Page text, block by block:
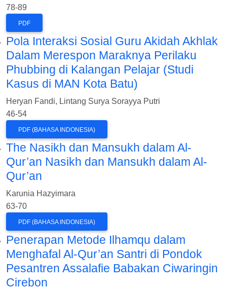
78-89
PDF
Pola Interaksi Sosial Guru Akidah Akhlak
Dalam Merespon Maraknya Perilaku
Phubbing di Kalangan Pelajar (Studi
Kasus di MAN Kota Batu)
Heryan Fandi, Lintang Surya Sorayya Putri
46-54
PDF (BAHASA INDONESIA)
The Nasikh dan Mansukh dalam Al-
Qur’an Nasikh dan Mansukh dalam Al-
Qur’an
Karunia Hazyimara
63-70
PDF (BAHASA INDONESIA)
Penerapan Metode Ilhamqu dalam
Menghafal Al-Qur’an Santri di Pondok
Pesantren Assalafie Babakan Ciwaringin
Cirebon